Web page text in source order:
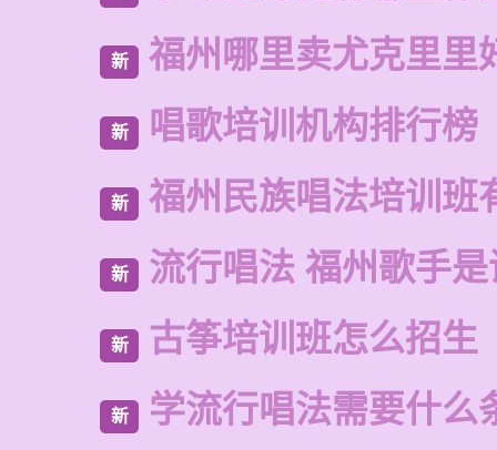
新 福州哪里卖尤克里里
新 唱歌培训机构排行榜
新 福州民族唱法培训班
新 流行唱法 福州歌手
新 古筝培训班怎么招生
新 学流行唱法需要什么